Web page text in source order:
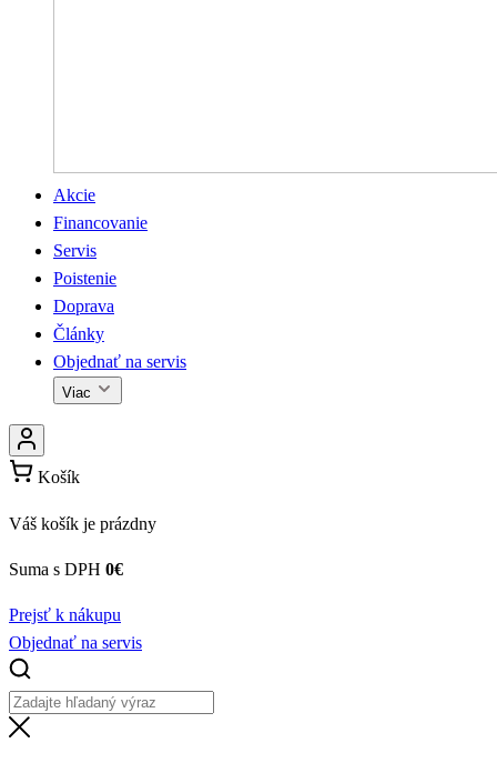
Akcie
Financovanie
Servis
Poistenie
Doprava
Články
Objednať na servis
Viac
Košík
Váš košík je prázdny
Suma s DPH 0€
Prejsť k nákupu
Objednať na servis